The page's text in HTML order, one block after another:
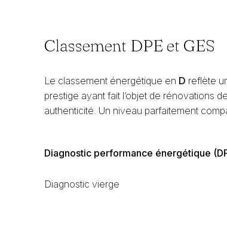
Classement DPE et GES
Le classement énergétique en D reflète
prestige ayant fait l’objet de rénovations
authenticité. Un niveau parfaitement
Diagnostic performance énergétique
Diagnostic vierge